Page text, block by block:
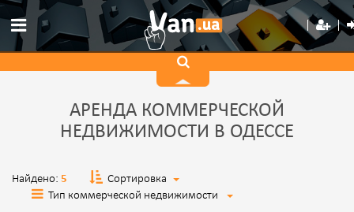
АРЕНДА КОММЕРЧЕСКОЙ
НЕДВИЖИМОСТИ В ОДЕССЕ
Найдено: 5
Сортировка
Тип коммерческой недвижимости